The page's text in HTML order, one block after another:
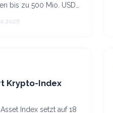
bis zu 500 Mio. USD
Standorte für.
2026
Krypto-Index
Index setzt auf 18